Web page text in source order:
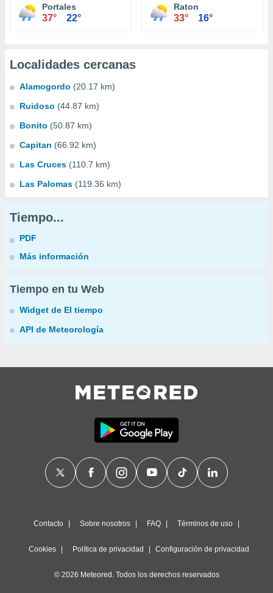
Portales
37° 22°
Raton
33° 16°
Localidades cercanas
Alamogordo (20.17 km)
Ruidoso (44.87 km)
Bonito (50.87 km)
Capitan (66.92 km)
Las Cruces (110.7 km)
Las Palomas (119.36 km)
Tiempo...
PDF
Más información
Tiempo en tu Web
Widget de El tiempo
API de Meteorología
Contacto Sobre nosotros FAQ Términos de uso
Cookies Política de privacidad Configuración de privacidad
© 2026 Meteored. Todos los derechos reservados